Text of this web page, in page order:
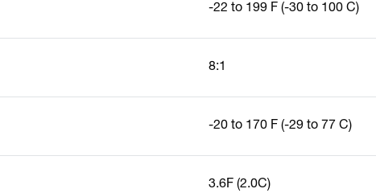
-22 to 199 F (-30 to 100 C)
8:1
-20 to 170 F (-29 to 77 C)
3.6F (2.0C)